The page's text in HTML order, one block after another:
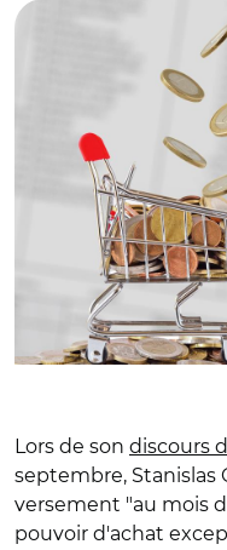
Lors de son discours
septembre,
versement "au mois
pouvoir d'achat